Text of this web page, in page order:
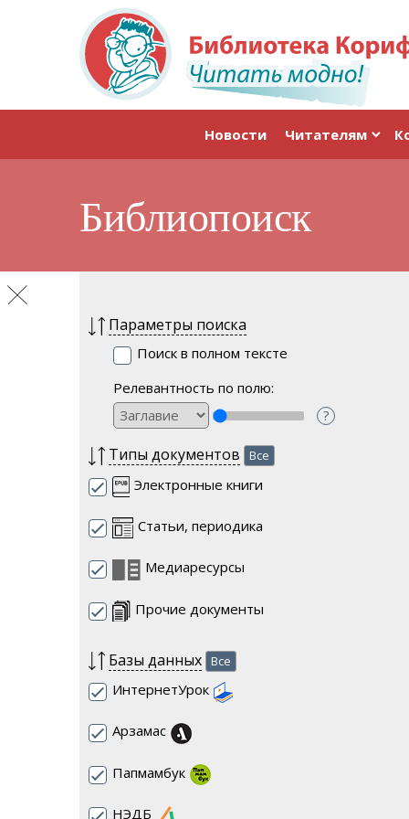
Новости Читателям
Библиопоиск
Параметры поиска
Поиск в полном тексте
Релевантность по полю:
?
Типы документов Все
Электронные книги
Статьи, периодика
Медиаресурсы
Прочие документы
Базы данных Все
ИнтернетУрок
Арзамас
Папмамбук
НЭДБ